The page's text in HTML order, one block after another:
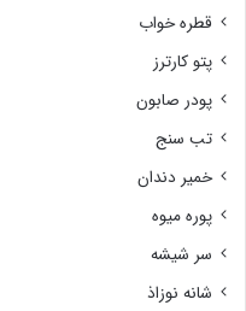
قطره خواب
پتو کارترز
پودر صابون
تب سنج
خمیر دندان
پوره میوه
سر شیشه
شانه نوزاذ